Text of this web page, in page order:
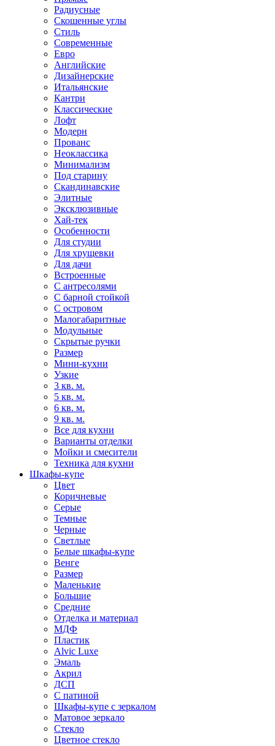
Радиусные
Скошенные углы
Стиль
Современные
Евро
Английские
Дизайнерские
Итальянские
Кантри
Классические
Лофт
Модерн
Прованс
Неоклассика
Минимализм
Под старину
Скандинавские
Элитные
Эксклюзивные
Хай-тек
Особенности
Для студии
Для хрущевки
Для дачи
Встроенные
С антресолями
С барной стойкой
С островом
Малогабаритные
Модульные
Скрытые ручки
Размер
Мини-кухни
Узкие
3 кв. м.
5 кв. м.
6 кв. м.
9 кв. м.
Все для кухни
Варианты отделки
Мойки и смесители
Техника для кухни
Шкафы-купе
Цвет
Коричневые
Серые
Темные
Черные
Светлые
Белые шкафы-купе
Венге
Размер
Маленькие
Большие
Средние
Отделка и материал
МДФ
Пластик
Alvic Luxe
Эмаль
Акрил
ДСП
С патиной
Шкафы-купе с зеркалом
Матовое зеркало
Стекло
Цветное стекло